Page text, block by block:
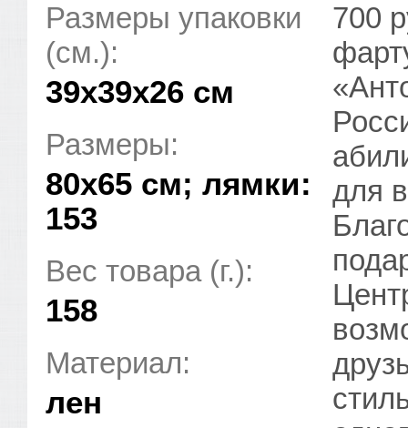
Размеры упаковки
(см.):
39x39x26 см
Размеры:
80х65 см; лямки:
153
Вес товара (г.):
158
Материал:
лен
700
для